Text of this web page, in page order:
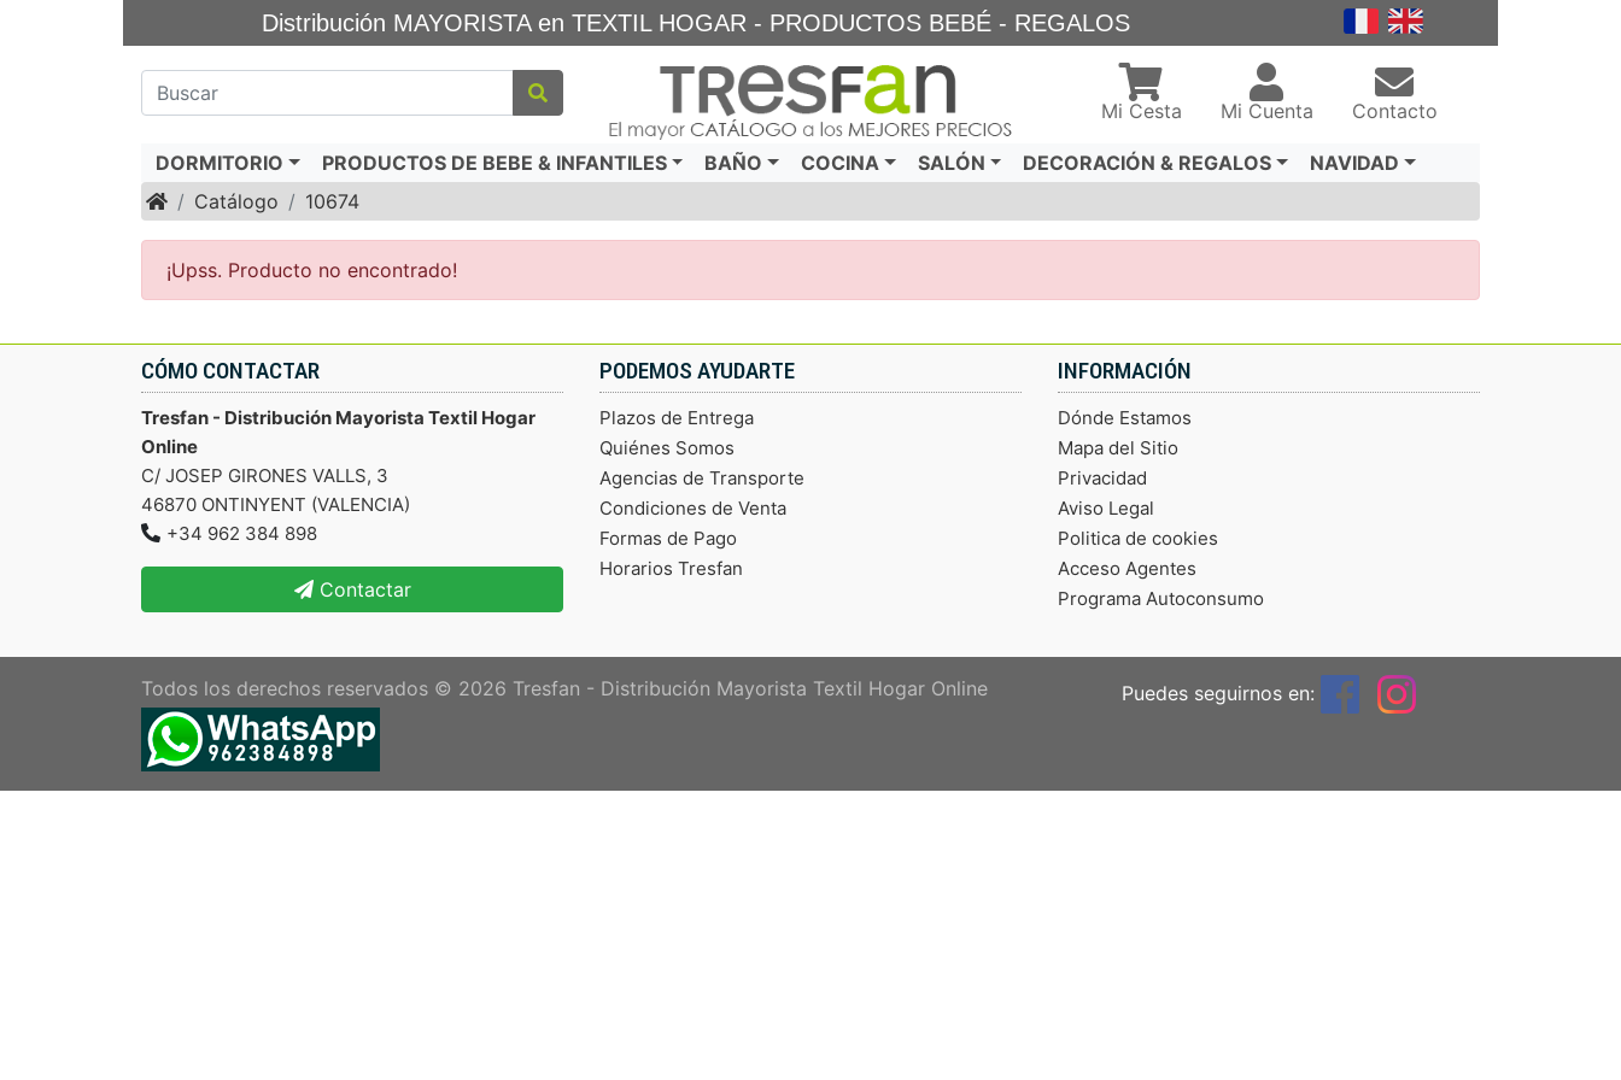
Distribución MAYORISTA en TEXTIL HOGAR - PRODUCTOS BEBÉ - REGALOS
Mi Cesta Mi Cuenta Contacto
DORMITORIO PRODUCTOS DE BEBE & INFANTILES BAÑO COCINA SALÓN DECORACIÓN & REGALOS
NAVIDAD
InicioCatálogo 10674
¡Upss. Producto no encontrado!
CÓMO CONTACTAR
Tresfan - Distribución Mayorista Textil Hogar
Online
C/ JOSEP GIRONES VALLS, 3
46870 ONTINYENT (VALENCIA)
+34 962 384 898
Contactar
PODEMOS AYUDARTE
Plazos de Entrega
Quiénes Somos
Agencias de Transporte
Condiciones de Venta
Formas de Pago
Horarios Tresfan
INFORMACIÓN
Dónde Estamos
Mapa del Sitio
Privacidad
Aviso Legal
Politica de cookies
Acceso Agentes
Programa Autoconsumo
Todos los derechos reservados © 2026 Tresfan - Distribución Mayorista Textil Hogar Online Puedes seguirnos en: